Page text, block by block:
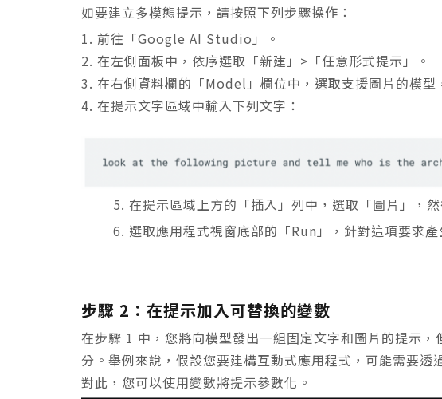
如要建立多模態提示，請按照下列步驟操作：
前往「Google AI Studio」。
在左側面板中，依序選取「新建」>「任意形式提示」。
在右側資料欄的「Model」欄位中，選取支援圖片的模型
在提示文字區域中輸入下列文字：
5. 在提示區域上方的「插入」列中，選取「圖片」，
6. 選取應用程式視窗底部的「Run」，針對這項要求產
步驟 2：在提示加入可替換的變數
在步驟 1 中，您將向模型發出一組固定文字和圖片的提示
分。舉例來說，假設您要建構互動式應用程式，可能需要透
對此，您可以使用變數將提示參數化。